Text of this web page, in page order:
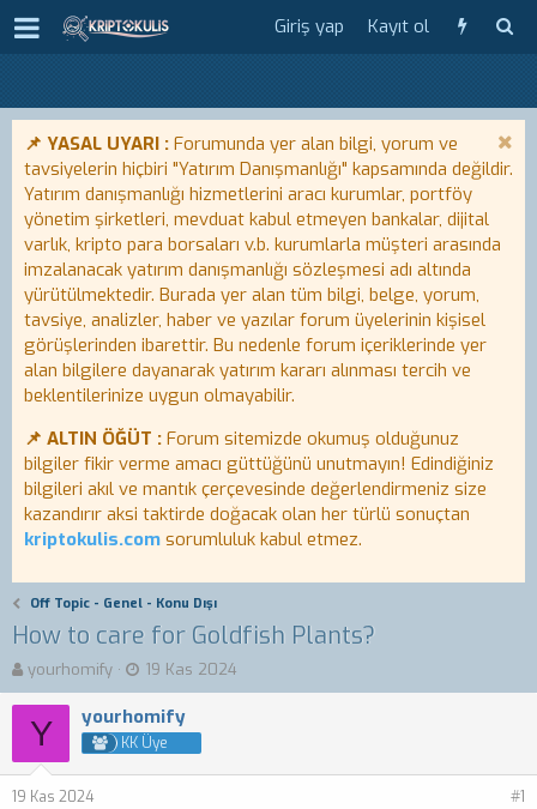
Giriş yap Kayıt ol
📌 YASAL UYARI : Forumunda yer alan bilgi, yorum ve
tavsiyelerin hiçbiri "Yatırım Danışmanlığı" kapsamında değildir.
Yatırım danışmanlığı hizmetlerini aracı kurumlar, portföy
yönetim şirketleri, mevduat kabul etmeyen bankalar, dijital
varlık, kripto para borsaları v.b. kurumlarla müşteri arasında
imzalanacak yatırım danışmanlığı sözleşmesi adı altında
yürütülmektedir. Burada yer alan tüm bilgi, belge, yorum,
tavsiye, analizler, haber ve yazılar forum üyelerinin kişisel
görüşlerinden ibarettir. Bu nedenle forum içeriklerinde yer
alan bilgilere dayanarak yatırım kararı alınması tercih ve
beklentilerinize uygun olmayabilir.
📌 ALTIN ÖĞÜT : Forum sitemizde okumuş olduğunuz
bilgiler fikir verme amacı güttüğünü unutmayın! Edindiğiniz
bilgileri akıl ve mantık çerçevesinde değerlendirmeniz size
kazandırır aksi taktirde doğacak olan her türlü sonuçtan
kriptokulis.com sorumluluk kabul etmez.
Off Topic - Genel - Konu Dışı
How to care for Goldfish Plants?
K
o
n
b
y
u
yourhomify
B
a
ş
l
a
n
19 Kas 2024
Y yourhomify
KK Üye
19 Kas 2024 #1